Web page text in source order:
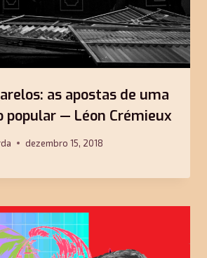
as apostas de uma
popular — Léon Crémieux
dezembro 15, 2018